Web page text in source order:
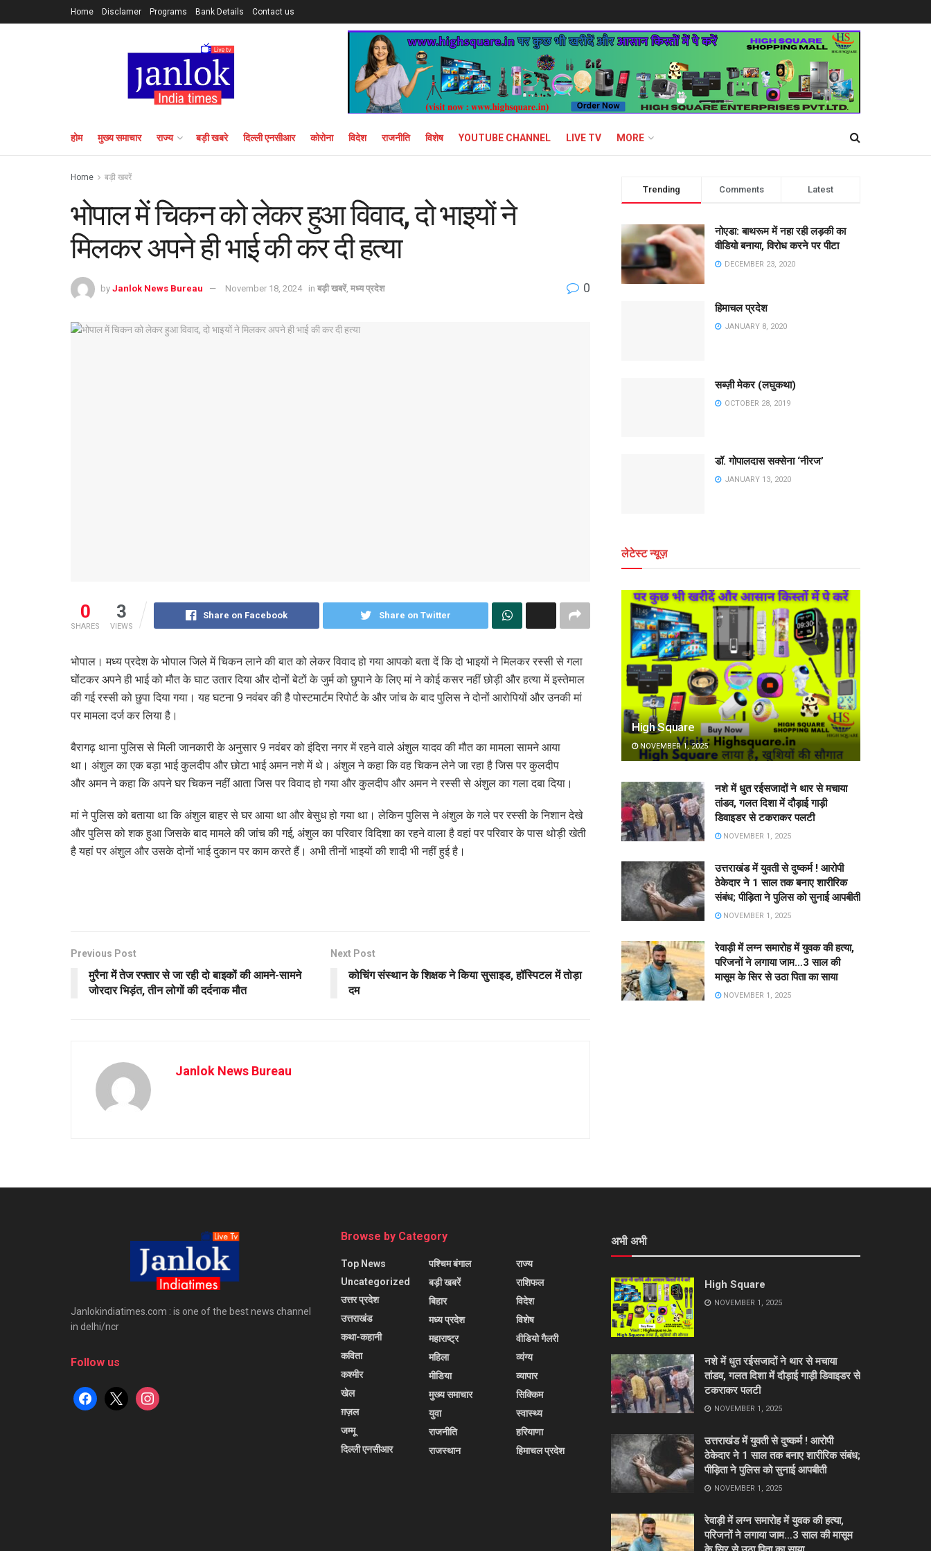
Home Disclamer Programs Bank Details Contact us
होम मुख्य समाचार राज्य बड़ी खबरे दिल्ली एनसीआर कोरोना विदेश राजनीति विशेष YOUTUBE CHANNEL LIVE TV MORE
Home बड़ी खबरें
भोपाल में चिकन को लेकर हुआ विवाद, दो भाइयों ने
मिलकर अपने ही भाई की कर दी हत्या
by Janlok News Bureau November 18, 2024 in बड़ी खबरें, मध्य प्रदेश 0
0
SHARES
3
VIEWS
Share on Facebook Share on Twitter
भोपाल। मध्य प्रदेश के भोपाल जिले में चिकन लाने की बात को लेकर विवाद हो गया आपको बता दें कि दो भाइयों ने मिलकर रस्सी से गला
घोंटकर अपने ही भाई को मौत के घाट उतार दिया और दोनों बेटों के जुर्म को छुपाने के लिए मां ने कोई कसर नहीं छोड़ी और हत्या में इस्तेमाल
की गई रस्सी को छुपा दिया गया। यह घटना 9 नवंबर की है पोस्टमार्टम रिपोर्ट के और जांच के बाद पुलिस ने दोनों आरोपियों और उनकी मां
पर मामला दर्ज कर लिया है।
बैरागढ़ थाना पुलिस से मिली जानकारी के अनुसार 9 नवंबर को इंदिरा नगर में रहने वाले अंशुल यादव की मौत का मामला सामने आया
था। अंशुल का एक बड़ा भाई कुलदीप और छोटा भाई अमन नशे में थे। अंशुल ने कहा कि वह चिकन लेने जा रहा है जिस पर कुलदीप
और अमन ने कहा कि अपने घर चिकन नहीं आता जिस पर विवाद हो गया और कुलदीप और अमन ने रस्सी से अंशुल का गला दबा दिया।
मां ने पुलिस को बताया था कि अंशुल बाहर से घर आया था और बेसुध हो गया था। लेकिन पुलिस ने अंशुल के गले पर रस्सी के निशान देखे
और पुलिस को शक हुआ जिसके बाद मामले की जांच की गई, अंशुल का परिवार विदिशा का रहने वाला है वहां पर परिवार के पास थोड़ी खेती
है यहां पर अंशुल और उसके दोनों भाई दुकान पर काम करते हैं। अभी तीनों भाइयों की शादी भी नहीं हुई है।
Previous Post
मुरैना में तेज रफ्तार से जा रही दो बाइकों की आमने-सामने
जोरदार भिड़ंत, तीन लोगों की दर्दनाक मौत
Next Post
कोचिंग संस्थान के शिक्षक ने किया सुसाइड, हॉस्पिटल में तोड़ा
दम
Janlok News Bureau
Trending Comments Latest
नोएडा: बाथरूम में नहा रही लड़की का
वीडियो बनाया, विरोध करने पर पीटा
DECEMBER 23, 2020
हिमाचल प्रदेश
JANUARY 8, 2020
सब्ज़ी मेकर (लघुकथा)
OCTOBER 28, 2019
डॉ. गोपालदास सक्सेना ‘नीरज’
JANUARY 13, 2020
लेटेस्ट न्यूज़
High Square
NOVEMBER 1, 2025
नशे में धुत रईसजादों ने थार से मचाया
तांडव, गलत दिशा में दौड़ाई गाड़ी
डिवाइडर से टकराकर पलटी
NOVEMBER 1, 2025
उत्तराखंड में युवती से दुष्कर्म ! आरोपी
ठेकेदार ने 1 साल तक बनाए शारीरिक
संबंध; पीड़िता ने पुलिस को सुनाई आपबीती
NOVEMBER 1, 2025
रेवाड़ी में लग्न समारोह में युवक की हत्या,
परिजनों ने लगाया जाम…3 साल की
मासूम के सिर से उठा पिता का साया
NOVEMBER 1, 2025
Janlokindiatimes.com : is one of the best news channel
in delhi/ncr
Follow us
facebook
x instagram
Browse by Category
Top News
Uncategorized
उत्तर प्रदेश
उत्तराखंड
कथा-कहानी
कविता
कश्मीर
खेल
ग़ज़ल
जम्मू
दिल्ली एनसीआर
पश्चिम बंगाल
बड़ी खबरें
बिहार
मध्य प्रदेश
महाराष्ट्र
महिला
मीडिया
मुख्य समाचार
युवा
राजनीति
राजस्थान
राज्य
राशिफल
विदेश
विशेष
वीडियो गैलरी
व्यंग्य
व्यापार
सिक्किम
स्वास्थ्य
हरियाणा
हिमाचल प्रदेश
अभी अभी
High Square
NOVEMBER 1, 2025
नशे में धुत रईसजादों ने थार से मचाया
तांडव, गलत दिशा में दौड़ाई गाड़ी डिवाइडर से
टकराकर पलटी
NOVEMBER 1, 2025
उत्तराखंड में युवती से दुष्कर्म ! आरोपी
ठेकेदार ने 1 साल तक बनाए शारीरिक संबंध;
पीड़िता ने पुलिस को सुनाई आपबीती
NOVEMBER 1, 2025
रेवाड़ी में लग्न समारोह में युवक की हत्या,
परिजनों ने लगाया जाम…3 साल की मासूम